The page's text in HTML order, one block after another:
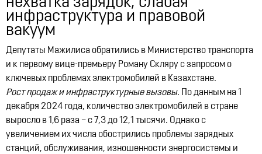
инфраструктура и правовой
вакуум
Депутаты Мажилиса обратились в Министерство транспорта
и к первому вице-премьеру Роману Скляру с запросом о
ключевых проблемах электромобилей в Казахстане.
Рост продаж и инфраструктурные вызовы.
По данным на 1
декабря 2024 года, количество электромобилей в стране
выросло в 1,6 раза – с 7,3 до 12,1 тысячи. Однако с
увеличением их числа обострились проблемы зарядных
станций, обслуживания, изношенности энергосистемы и
12:21, 14.07.2026 10327